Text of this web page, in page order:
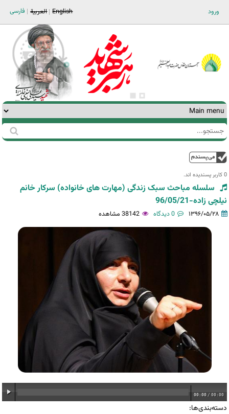
ورود فارسی العربية English
فرم
جستجو
جستجو
0 کاربر پسندیده اند.‎
سلسله مباحث سبک زندگی (مهارت های خانواده) سرکار خانم
نیلچی زاده-96/05/21
۱۳۹۶/۰۵/۲۸ 0 دیدگاه 38142 مشاهده
00:00 / 00:00
دسته‌بندی‌ها: